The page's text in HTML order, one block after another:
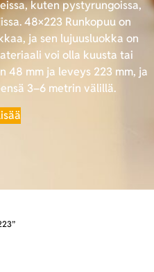
kuten pystyrungoissa,
48×223 Runkopuu on
ja sen lujuusluokka on
voi olla kuusta tai
48 mm ja leveys 223 mm, ja
3–6 metrin välillä.